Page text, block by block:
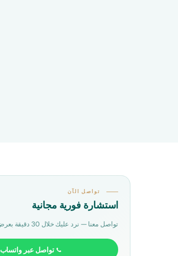
تواصل الآن
استشارة فورية مجانية
تواصل معنا — نرد عليك خلال 30 دقيقة بعرض مكتوب.
تواصل عبر واتساب